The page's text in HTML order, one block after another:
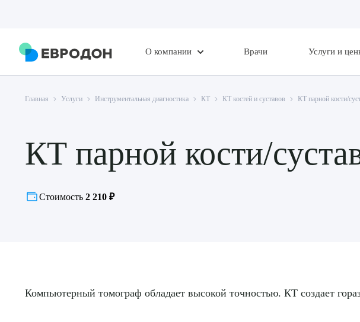
О компании Врачи Услуги и
Главная Услуги Инструментальная диагностика КТ КТ костей и суставов КТ парной кости/
КТ парной кости/
Стоимость 2 210 ₽
Компьютерный томограф обладает высокой точностью. КТ создает